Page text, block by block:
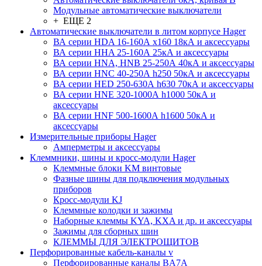
Модульные автоматические выключатели
+ ЕЩЕ 2
Автоматические выключатели в литом корпусе Hager
ВА серии HDA 16-160А x160 18кА и аксессуары
ВА серии HHA 25-160А 25кА и аксессуары
ВА серии HNA, HNB 25-250А 40кА и аксессуары
ВА серии HNC 40-250А h250 50кА и аксессуары
ВА серии HED 250-630А h630 70кА и аксессуары
ВА серии HNE 320-1000А h1000 50кА и
аксессуары
ВА серии HNF 500-1600А h1600 50кА и
аксессуары
Измерительные приборы Hager
Амперметры и аксессуары
Клеммники, шины и кросс-модули Hager
Клеммные блоки KM винтовые
Фазные шины для подключения модульных
приборов
Кросс-модули KJ
Клеммные колодки и зажимы
Наборные клеммы KYA, KXA и др. и аксессуары
Зажимы для сборных шин
КЛЕММЫ ДЛЯ ЭЛЕКТРОЩИТОВ
Перфорированные кабель-каналы v
Перфорированные каналы BA7A